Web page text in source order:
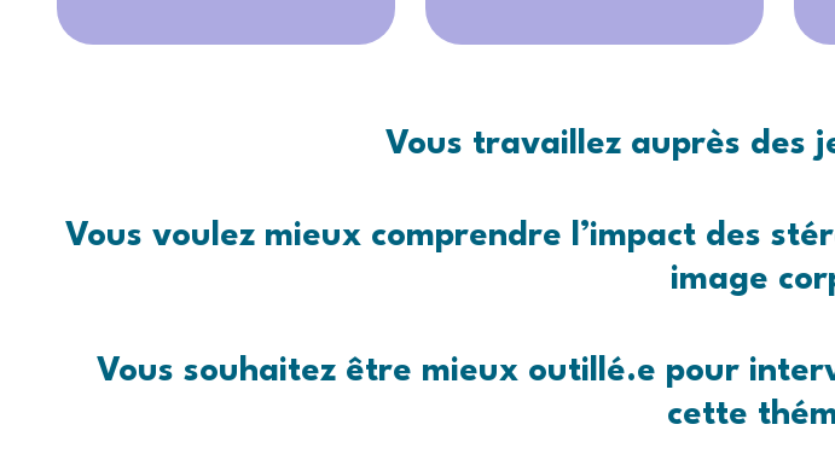
Vous travaillez auprès des
Vous voulez mieux comprendre l’impact des
image
Vous souhaitez être mieux outillé.e pour
cette